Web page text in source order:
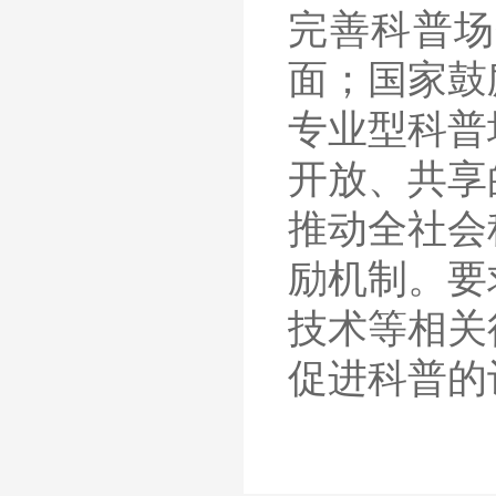
完善科普
面；国家
专业型科
开放、共
推动全社
励机制。
技术等相
促进科普